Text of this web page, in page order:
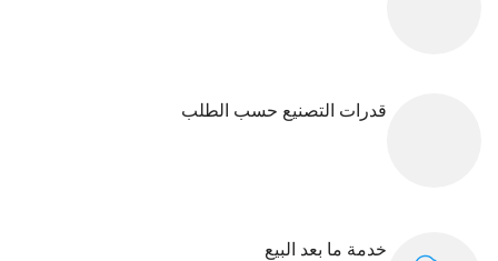
قدرات التصنيع حسب الطلب
خدمة ما بعد البيع